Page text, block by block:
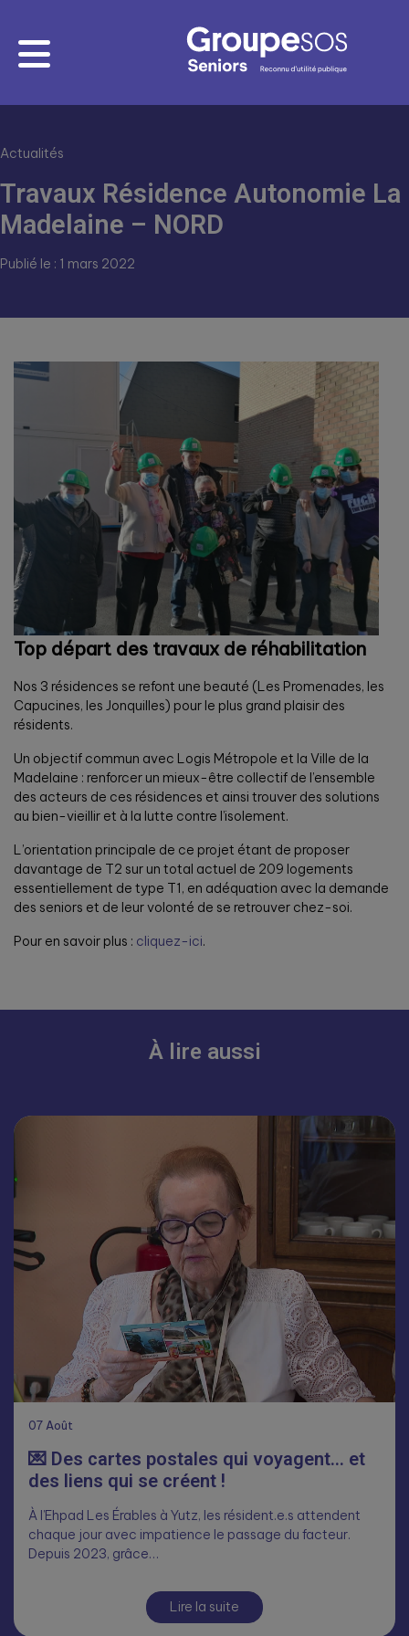
Actualités
Travaux Résidence Autonomie La
Madelaine – NORD
Publié le : 1 mars 2022
Top départ des travaux de réhabilitation
Nos 3 résidences se refont une beauté (Les Promenades, les
Capucines, les Jonquilles) pour le plus grand plaisir des
résidents.
Un objectif commun avec Logis Métropole et la Ville de la
Madelaine : renforcer un mieux-être collectif de l’ensemble
des acteurs de ces résidences et ainsi trouver des solutions
au bien-vieillir et à la lutte contre l’isolement.
L’orientation principale de ce projet étant de proposer
davantage de T2 sur un total actuel de 209 logements
essentiellement de type T1, en adéquation avec la demande
des seniors et de leur volonté de se retrouver chez-soi.
Pour en savoir plus : cliquez-ici.
À lire aussi
07 Août
💌 Des cartes postales qui voyagent… et
des liens qui se créent !
À l’Ehpad Les Érables à Yutz, les résident.e.s attendent
chaque jour avec impatience le passage du facteur.
Depuis 2023, grâce…
Lire la suite